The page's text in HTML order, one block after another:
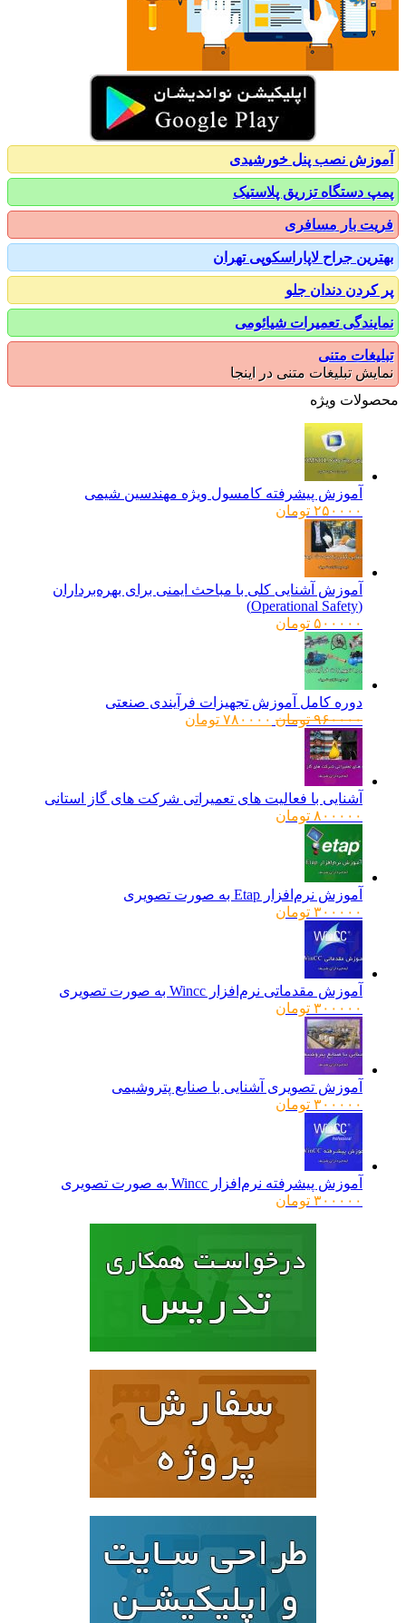
نصب پنل خورشیدی
دستگاه تزریق پلاستیک
بار مسافری
جراح لاپاراسکوپی تهران
دندان جلو
تعمیرات شیائومی
متنی
تبلیغات متنی در اینجا
ویژه
آموزش پیشرفته کامسول ویژه مهندسین شیمی
۲۵۰۰۰۰ تومان
آموزش آشنایی کلی با مباحث ایمنی برای بهره‌برداران
۵۰۰۰۰۰ تومان
دوره کامل آموزش تجهیزات فرآیندی صنعتی
۹۶۰۰۰۰ تومانقیمت
۷۸۰۰۰۰ تومانقیمت
آشنایی با فعالیت های تعمیراتی شرکت های گاز استانی
۸۰۰۰۰۰ تومان
آموزش نرم‌افزار Etap به صورت تصویری
۳۰۰۰۰۰ تومان
آموزش مقدماتی نرم‌افزار Wincc به صورت تصویری
۳۰۰۰۰۰ تومان
آموزش تصویری آشنایی با صنایع پتروشیمی
۳۰۰۰۰۰ تومان
آموزش پیشرفته نرم‌افزار Wincc به صورت تصویری
۳۰۰۰۰۰ تومان